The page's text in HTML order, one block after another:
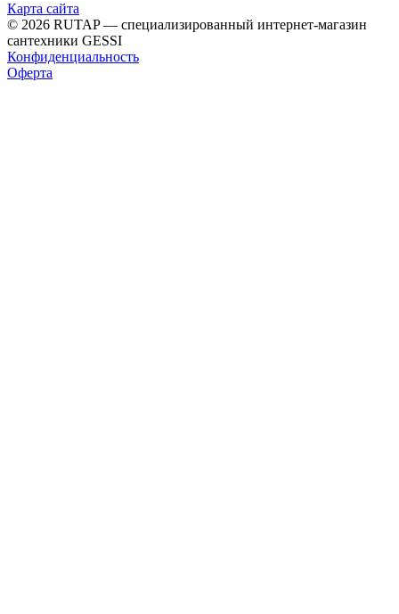
Карта сайта
© 2026 RUTAP — специализированный интернет-магазин
сантехники GESSI
Конфиденциальность
Оферта